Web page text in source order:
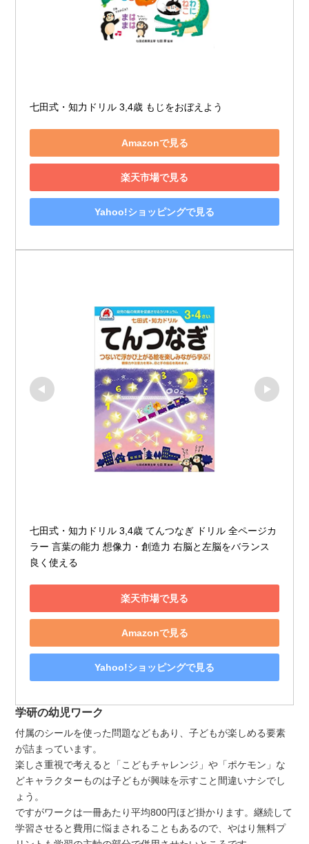
七田式・知力ドリル 3,4歳 もじをおぼえよう
Amazonで見る
楽天市場で見る
Yahoo!ショッピングで見る
七田式・知力ドリル 3,4歳 てんつなぎ ドリル 全ページカ
ラー 言葉の能力 想像力・創造力 右脳と左脳をバランス
良く使える
楽天市場で見る
Amazonで見る
Yahoo!ショッピングで見る
学研の幼児ワーク
付属のシールを使った問題などもあり、子どもが楽しめる要素
が詰まっています。
楽しさ重視で考えると「こどもチャレンジ」や「ポケモン」な
どキャラクターものは子どもが興味を示すこと間違いナシでし
ょう。
ですがワークは一冊あたり平均800円ほど掛かります。継続して
学習させると費用に悩まされることもあるので、やはり無料プ